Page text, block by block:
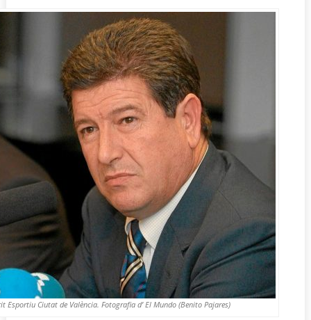
Esportiu Ciutat de València. Fotografia d’ El Mundo (Benito Pajares)